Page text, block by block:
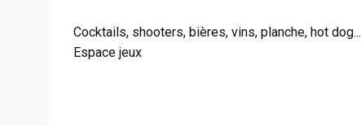
Cocktails, shooters, bières, vins, planche, hot dog...
Espace jeux